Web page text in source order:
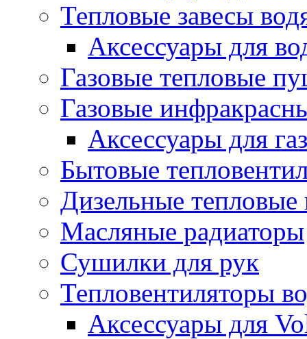
Тепловые завесы
Аксессуары для
Газовые тепловые
Газовые
Аксессуары для
Бытовые
Дизельные
Масляные радиаторы
Сушилки для рук
Тепловентиляторы
Аксессуары для